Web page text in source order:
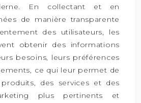
En collectant et en
de manière transparente
des utilisateurs, les
obtenir des informations
besoins, leurs préférences
ce qui leur permet de
des services et des
plus pertinents et